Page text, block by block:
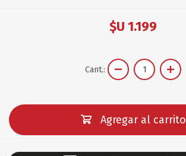
$U 1.199
Cant.:
Agregar al carrito